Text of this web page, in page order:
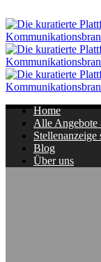
Home
Alle Angebote
Stellenanzeige
Blog
Über uns